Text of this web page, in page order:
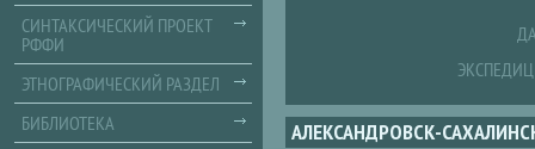
АЛЕКСАНДРОВСК-
СИНТАКСИЧЕСКИЙ ПРОЕКТ
РФФИ
ЭТНОГРАФИЧЕСКИЙ РАЗДЕЛ
БИБЛИОТЕКА